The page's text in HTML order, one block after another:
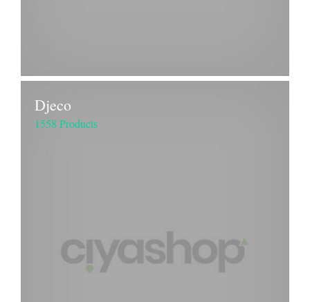
Djeco
1558 Products